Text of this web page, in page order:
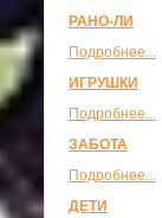
РАНО-ЛИ
Подробнее...
ИГРУШКИ
Подробнее...
ЗАБОТА
Подробнее...
ДЕТИ